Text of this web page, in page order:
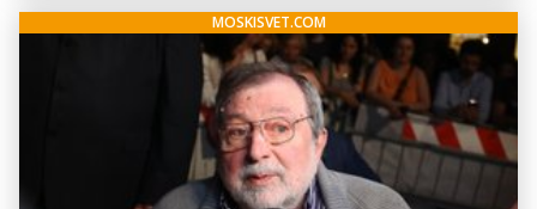
MOSKISVET.COM